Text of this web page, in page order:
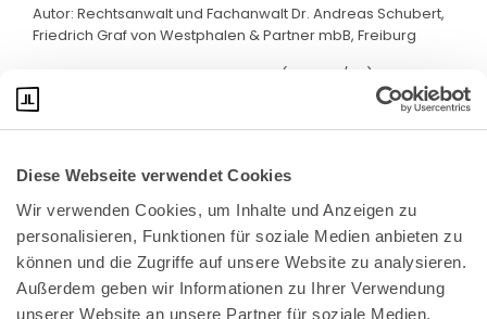
Diese Webseite verwendet Cookies
Wir verwenden Cookies, um Inhalte und Anzeigen zu
personalisieren, Funktionen für soziale Medien anbieten zu
können und die Zugriffe auf unsere Website zu analysieren.
Außerdem geben wir Informationen zu Ihrer Verwendung
unserer Website an unsere Partner für soziale Medien,
Autor: Rechtsanwalt und Fachanwalt Dr. Andreas Schubert,
Friedrich Graf von Westphalen & Partner mbB, Freiburg
Quelle: BAG, Beschluss v. 22.5.2025 (7 ABR 10/24)